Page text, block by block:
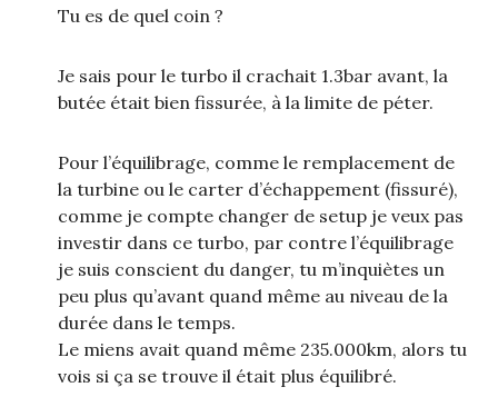
Tu es de quel coin ?
Je sais pour le turbo il crachait 1.3bar avant, la
butée était bien fissurée, à la limite de péter.
Pour l’équilibrage, comme le remplacement de
la turbine ou le carter d’échappement (fissuré),
comme je compte changer de setup je veux pas
investir dans ce turbo, par contre l’équilibrage
je suis conscient du danger, tu m’inquiètes un
peu plus qu’avant quand même au niveau de la
durée dans le temps.
Le miens avait quand même 235.000km, alors tu
vois si ça se trouve il était plus équilibré.